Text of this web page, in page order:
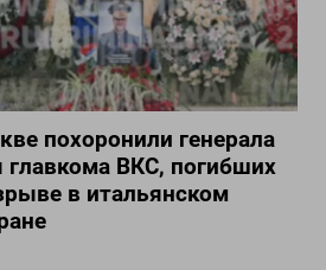
похоронили генерала
главкома ВКС, погибших
в итальянском